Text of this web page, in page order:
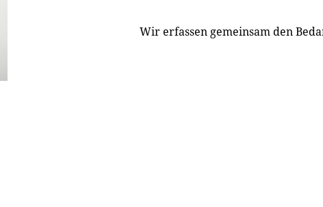
Wir erfassen gemeinsam den